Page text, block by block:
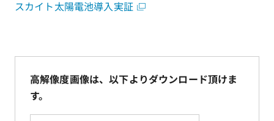
スカイト太陽電池導入実証
高解像度画像は、以下よりダウンロード頂けま
す。